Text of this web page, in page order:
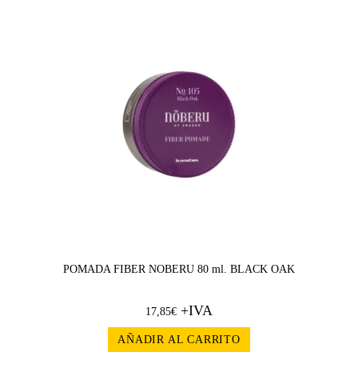
POMADA FIBER NOBERU 80 ml. BLACK OAK
17,85€ +IVA
AÑADIR AL CARRITO